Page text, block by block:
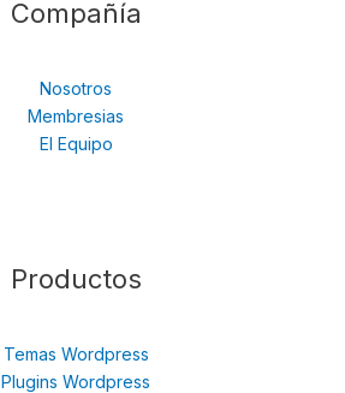
Compañía
Nosotros
Membresias
El Equipo
Productos
Temas Wordpress
Plugins Wordpress